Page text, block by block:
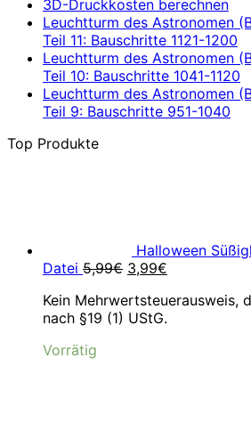
3D-Druckkosten berechnen
Leuchtturm des Astronomen
Teil 11: Bauschritte 1121-1200
Leuchtturm des Astronomen
Teil 10: Bauschritte 1041-1120
Leuchtturm des Astronomen
Teil 9: Bauschritte 951-1040
Top Produkte
Halloween
Datei 5,99€ Ursprünglicher
war:
5,99€
3,99€
ist:
Kein Mehrwertsteuerausweis,
nach §19 (1) UStG.
Vorrätig